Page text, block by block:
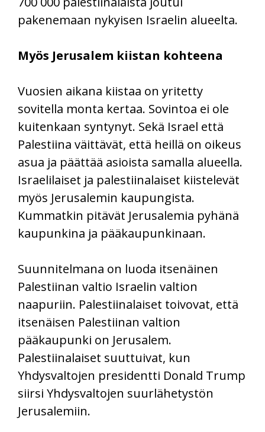
pakenemaan nykyisen Israelin alueelta.
Myös Jerusalem kiistan kohteena
Vuosien aikana kiistaa on yritetty
sovitella monta kertaa. Sovintoa ei ole
kuitenkaan syntynyt. Sekä Israel että
Palestiina väittävät, että heillä on oikeus
asua ja päättää asioista samalla alueella.
Israelilaiset ja palestiinalaiset kiistelevät
myös Jerusalemin kaupungista.
Kummatkin pitävät Jerusalemia pyhänä
kaupunkina ja pääkaupunkinaan.
Suunnitelmana on luoda itsenäinen
Palestiinan valtio Israelin valtion
naapuriin. Palestiinalaiset toivovat, että
itsenäisen Palestiinan valtion
pääkaupunki on Jerusalem.
Palestiinalaiset suuttuivat, kun
Yhdysvaltojen presidentti Donald Trump
siirsi Yhdysvaltojen suurlähetystön
Jerusalemiin.